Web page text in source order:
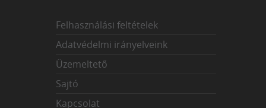
Felhasználási feltételek
Adatvédelmi irányelveink
Üzemeltető
Sajtó
Kapcsolat